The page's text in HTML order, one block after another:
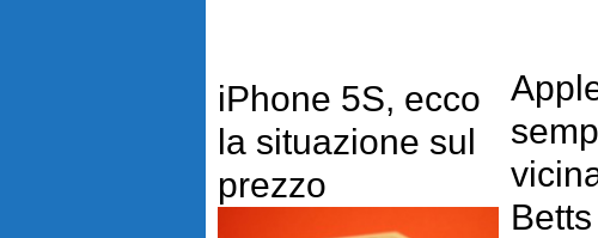
Betts
iPhone 5S, ecco
la situazione sul
prezzo